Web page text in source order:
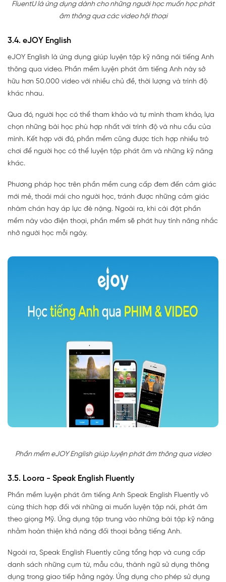
FluentU là ứng dụng dành cho những người học muốn học phát
âm thông qua các video hội thoại
3.4. eJOY English
eJOY English là ứng dụng giúp luyện tập kỹ năng nói tiếng Anh
thông qua video. Phần mềm luyện phát âm tiếng Anh này sở
hữu hơn 50.000 video với nhiều chủ đề, thời lượng và trình độ
khác nhau.
Qua đó, người học có thể tham khảo và tự mình tham khảo, lựa
chọn những bài học phù hợp nhất với trình độ và nhu cầu của
mình. Kết hợp với đó, phần mềm cũng được tích hợp nhiều trò
chơi để người học có thể luyện tập phát âm và những kỹ năng
khác.
Phương pháp học trên phần mềm cung cấp đem đến cảm giác
mới mẻ, thoải mái cho người học, tránh được những cảm giác
nhàm chán hay áp lực đè nặng. Ngoài ra, khi cài đặt phần
mềm này vào điện thoại, phần mềm sẽ phát huy tính năng nhắc
nhở người học mỗi ngày.
Phần mềm eJOY English giúp luyện phát âm thông qua video
3.5. Loora - Speak English Fluently
Phần mềm luyện phát âm tiếng Anh Speak English Fluently vô
cùng thích hợp đối với những ai muốn luyện tập nói, phát âm
theo giọng Mỹ. Ứng dụng tập trung vào những bài tập kỹ năng
nhằm hoàn thiện khả năng đối thoại bằng tiếng Anh.
Ngoài ra, Speak English Fluently cũng tổng hợp và cung cấp
danh sách những cụm từ, mẫu câu, thành ngữ sử dụng thông
dụng trong giao tiếp hằng ngày. Ứng dụng cho phép sử dụng